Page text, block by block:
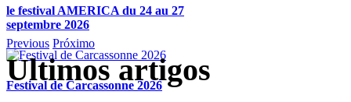
le festival AMERICA du 24 au 27
septembre 2026
Festival de Carcassonne 2026
Previous Próximo
Ultimos artigos